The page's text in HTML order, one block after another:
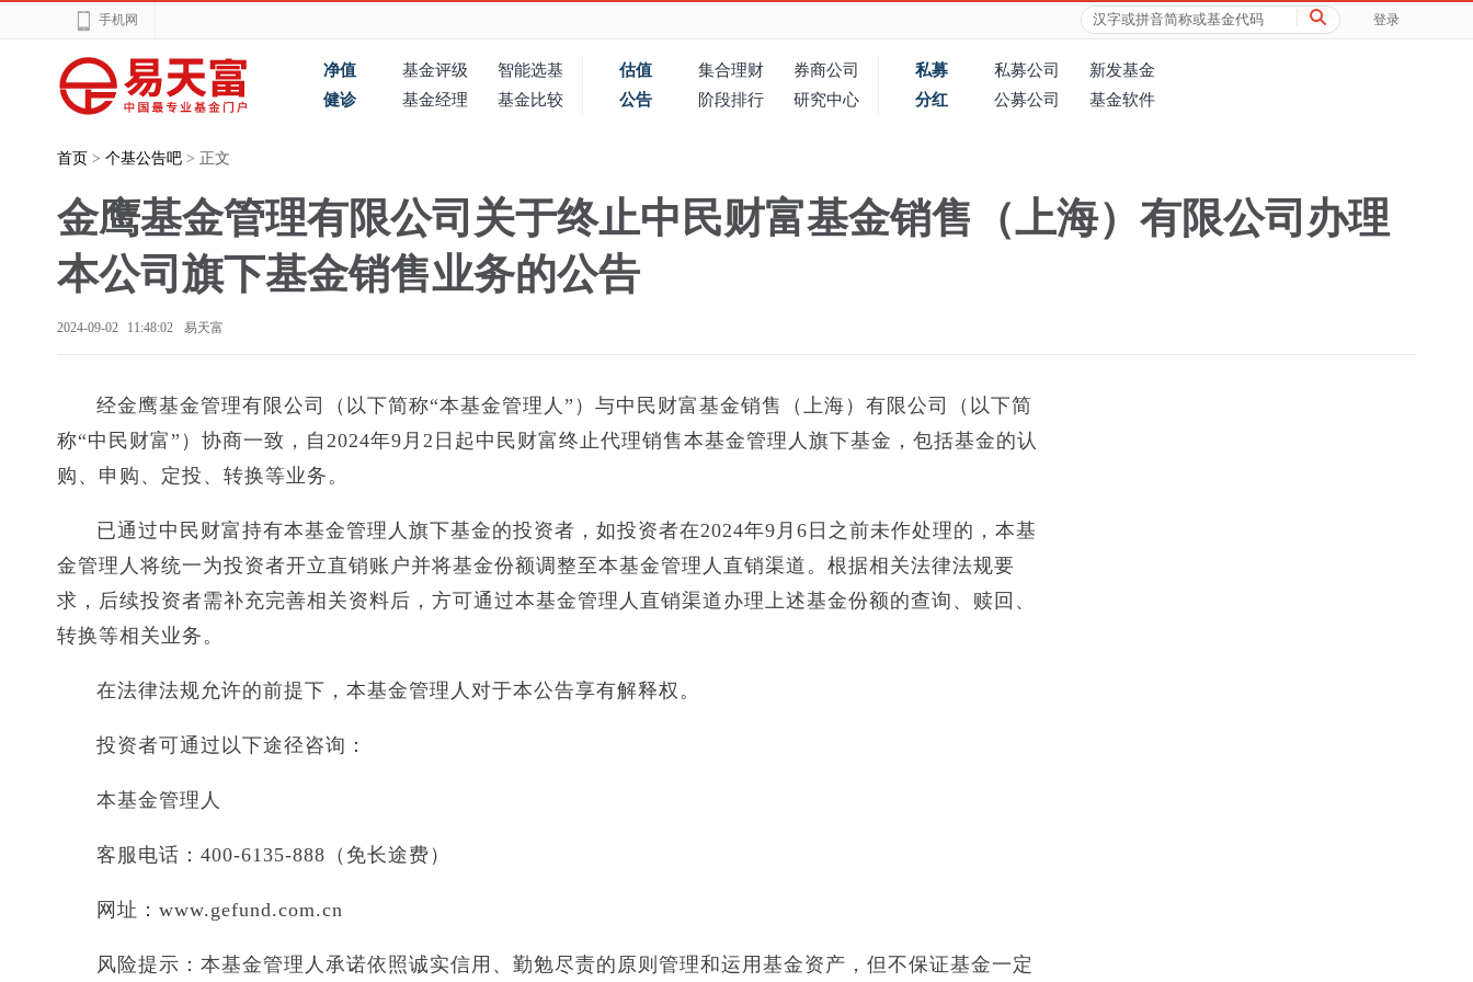
手机网 登录
净值 基金评级
智能选基
健诊
基金经理 基金比较
估值 集合理财
券商公司
公告
阶段排行 研究中心
私募 私募公司
新发基金
分红
公募公司 基金软件
首页 > 个基公告吧 > 正文
金鹰基金管理有限公司关于终止中民财富基金销售（上海）有限公司办理
本公司旗下基金销售业务的公告
2024-09-02 11:48:02 易天富
经金鹰基金管理有限公司（以下简称“本基金管理人”）与中民财富基金销售（上海）有限公司（以下简
称“中民财富”）协商一致，自2024年9月2日起中民财富终止代理销售本基金管理人旗下基金，包括基金的认
购、申购、定投、转换等业务。
已通过中民财富持有本基金管理人旗下基金的投资者，如投资者在2024年9月6日之前未作处理的，本基
金管理人将统一为投资者开立直销账户并将基金份额调整至本基金管理人直销渠道。根据相关法律法规要
求，后续投资者需补充完善相关资料后，方可通过本基金管理人直销渠道办理上述基金份额的查询、赎回、
转换等相关业务。
在法律法规允许的前提下，本基金管理人对于本公告享有解释权。
投资者可通过以下途径咨询：
本基金管理人
客服电话：400-6135-888（免长途费）
网址：www.gefund.com.cn
风险提示：本基金管理人承诺依照诚实信用、勤勉尽责的原则管理和运用基金资产，但不保证基金一定